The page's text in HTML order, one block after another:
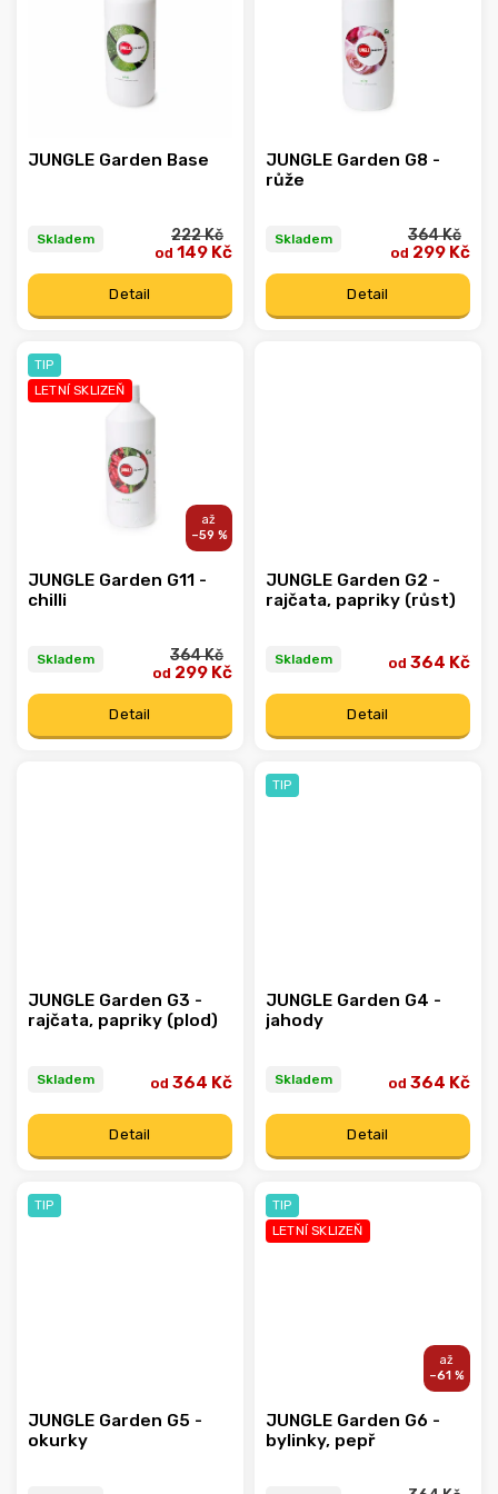
JUNGLE Garden Base
Skladem 222 Kč
od 149 Kč
Detail
JUNGLE Garden G8 -
růže
Skladem 364 Kč
od 299 Kč
Detail
TIP
LETNÍ SKLIZEŇ
–59 %
JUNGLE Garden G11 -
chilli
Skladem 364 Kč
od 299 Kč
Detail
JUNGLE Garden G2 -
rajčata, papriky (růst)
Skladem od 364 Kč
Detail
JUNGLE Garden G3 -
rajčata, papriky (plod)
Skladem od 364 Kč
Detail
TIP
JUNGLE Garden G4 -
jahody
Skladem od 364 Kč
Detail
TIP
JUNGLE Garden G5 -
okurky
TIP
LETNÍ SKLIZEŇ
–61 %
JUNGLE Garden G6 -
bylinky, pepř